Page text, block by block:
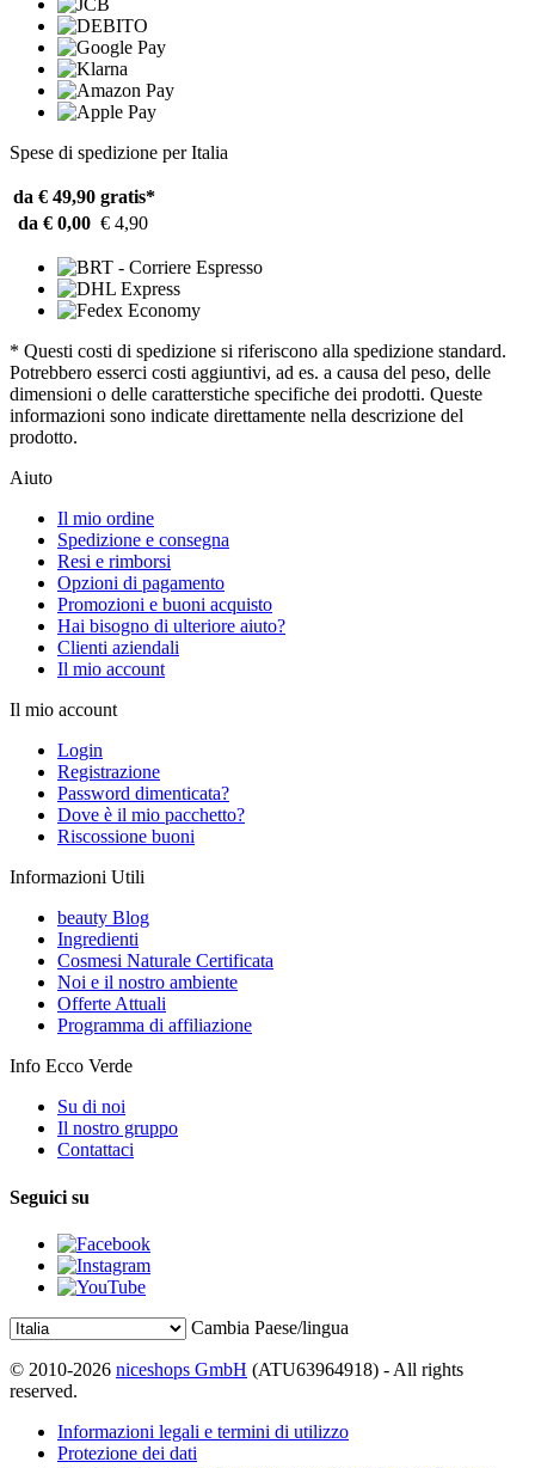
Spese di spedizione per Italia
da € 49,90 gratis*
da € 0,00 € 4,90
* Questi costi di spedizione si riferiscono alla spedizione standard.
Potrebbero esserci costi aggiuntivi, ad es. a causa del peso, delle
dimensioni o delle caratterstiche specifiche dei prodotti. Queste
informazioni sono indicate direttamente nella descrizione del
prodotto.
Aiuto
Il mio ordine
Spedizione e consegna
Resi e rimborsi
Opzioni di pagamento
Promozioni e buoni acquisto
Hai bisogno di ulteriore aiuto?
Clienti aziendali
Il mio account
Il mio account
Login
Registrazione
Password dimenticata?
Dove è il mio pacchetto?
Riscossione buoni
Informazioni Utili
beauty Blog
Ingredienti
Cosmesi Naturale Certificata
Noi e il nostro ambiente
Offerte Attuali
Programma di affiliazione
Info Ecco Verde
Su di noi
Il nostro gruppo
Contattaci
Seguici su
Cambia Paese/lingua
© 2010-2026 niceshops GmbH (ATU63964918) - All rights
reserved.
Informazioni legali e termini di utilizzo
Protezione dei dati